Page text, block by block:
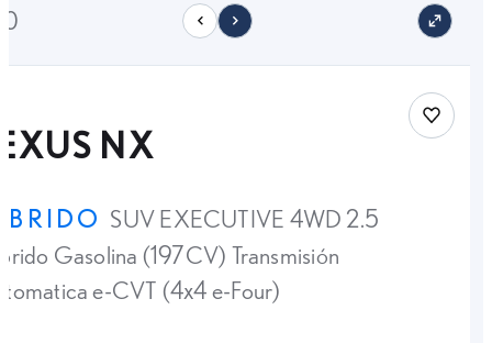
NX
SUV EXECUTIVE 4WD 2.5
Gasolina (197CV) Transmisión
e-CVT (4x4 e-Four)
Save car